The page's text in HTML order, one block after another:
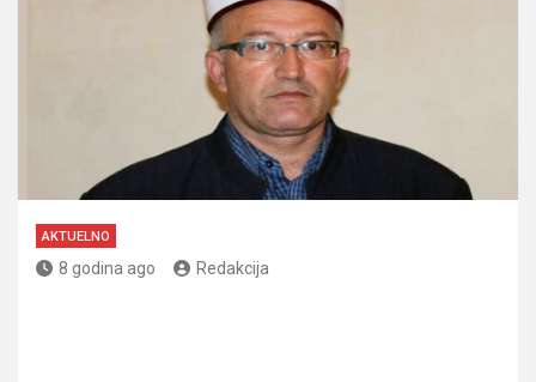
AKTUELNO
8 godina ago Redakcija